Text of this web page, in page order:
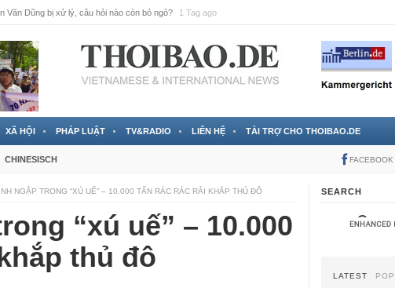
Văn Dũng bị xử lý, câu hỏi nào còn bỏ ngỏ? 1 Tag ago
XÃ HỘI PHÁP LUẬT TV&RADIO LIÊN HỆ TÀI TRỢ CHO THOIBAO.DE
CHINESISCH FACEBOOK
NGẬP TRONG “XÚ UẾ” – 10.000 TẤN RÁC RÁC RẢI KHẮP THỦ ĐÔ
“xú uế” – 10.000
thủ đô
SEARCH
LATEST